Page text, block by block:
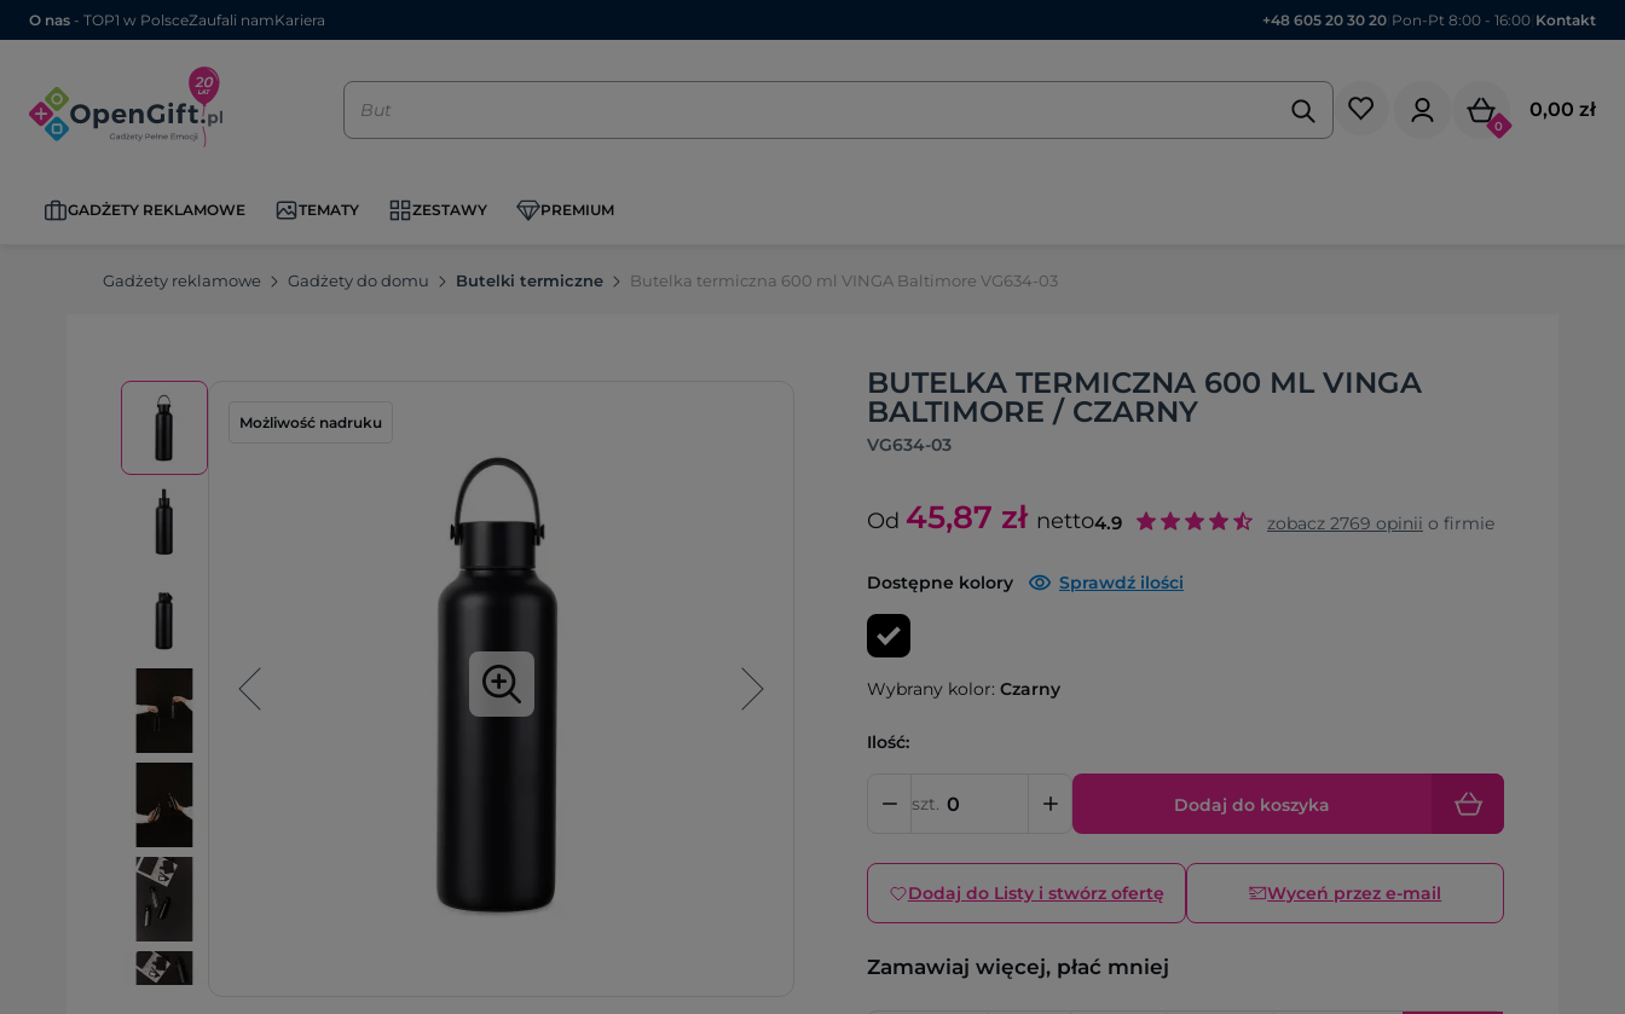
O nas - TOP1 w PolsceZaufali namKariera +48 605 20 30 20 Pon-Pt 8:00 - 16:00 Kontakt
0
0,00 zł
GADŻETY REKLAMOWE TEMATY ZESTAWY PREMIUM
Gadżety reklamowe Gadżety do domu Butelki termiczne Butelka termiczna 600 ml VINGA Baltimore VG634-03
BUTELKA TERMICZNA 600 ML VINGA
BALTIMORE / CZARNY
VG634-03
Możliwość nadruku
Od 45,87 zł netto4.9 zobacz 2769 opinii o firmie
Dostępne kolory Sprawdź ilości
Wybrany kolor: Czarny
Ilość:
szt. Dodaj do koszyka
Dodaj do Listy i stwórz ofertę Wyceń przez e-mail
Zamawiaj więcej, płać mniej